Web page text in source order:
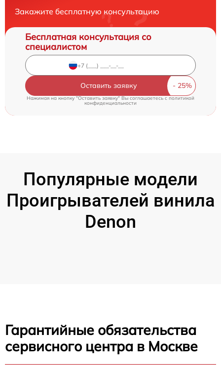
Закажите бесплатную консультацию
Бесплатная консультация со
специалистом
Оставить заявку
Нажимая на кнопку "Оставить заявку" Вы соглашаетесь c политикой
конфиденциальности
Популярные модели
Проигрывателей винила
Denon
Гарантийные обязательства
сервисного центра в Москве